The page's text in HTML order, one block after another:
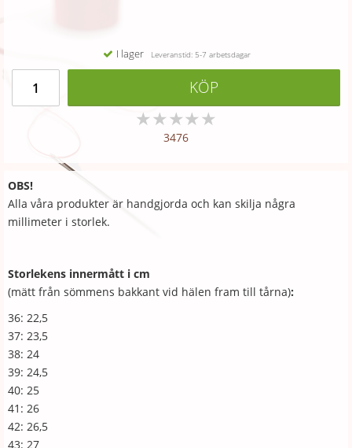
I lager Leveranstid: 5-7 arbetsdagar
KÖP
★★★★★
3476
OBS!
Alla våra produkter är handgjorda och kan skilja några
millimeter i storlek.
Storlekens innermått i cm
(mätt från sömmens bakkant vid hälen fram till tårna):
36: 22,5
37: 23,5
38: 24
39: 24,5
40: 25
41: 26
42: 26,5
43: 27